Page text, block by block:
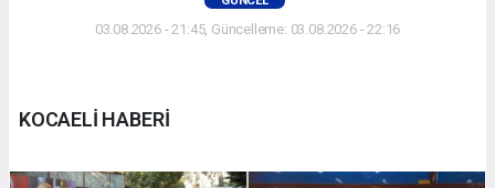
03.08.2026 - 21:45, Güncelleme: 03.08.2026 - 22:16
KOCAELİ HABERİ